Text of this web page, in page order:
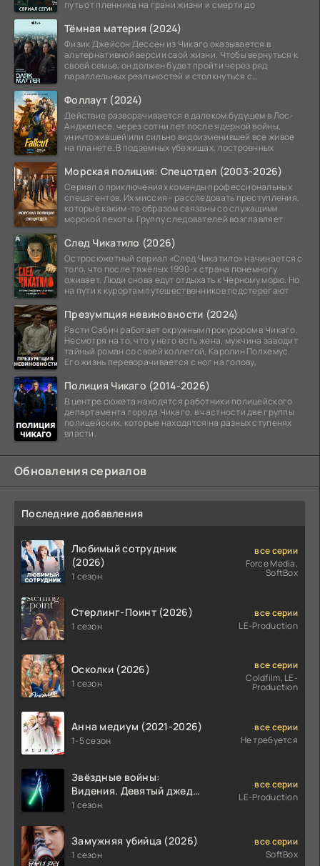
путь от пленника на грани жизни и смерти до
Тёмная материя (2024)
Физик Джейсон Дессен из Чикаго оказывается в
альтернативной версии свой жизни. Чтобы вернуться к
своей семье, он должен будет пройти через ряд
параллельных реальностей и столкнуться с
Фоллаут (2024)
Действие разворачивается в далеком будущем в Лос-
Анджелесе, через сотни лет после ядерной войны,
уничтожившей или сильно видоизменившей все живое
на планете. В подземных убежищах, построенных
Морская полиция: Спецотдел (2003-2026)
Сериал о приключениях команды профессиональных
спецагентов. Их миссия - расследовать преступления,
которые каким-то образом связаны со служащими
морской пехоты. Группу следователей возглавляет
След Чикатило (2026)
Остросюжетный сериал «След Чикатило» начинается с
того, что после тяжёлых 1990-х страна понемногу
оживает. Люди снова едут отдыхать к Чёрному морю. Но
на пути к курортам путешественников подстерегают
Презумпция невиновности (2024)
Расти Сабич работает окружным прокурором в Чикаго.
Несмотря на то, что у него есть жена, мужчина заводит
тайный роман со своей коллегой, Каролин Полхемус.
Его жизнь переворачивается с ног на голову,
Полиция Чикаго (2014-2026)
В центре сюжета находятся работники полицейского
департамента города Чикаго, в частности две группы
полицейских, которые находятся на разных ступенях
власти.
Обновления сериалов
Последние добавления
Любимый сотрудник
(2026)
1 сезон
все серии
Force Media,
SoftBox
Стерлинг-Поинт (2026)
1 сезон
все серии
LE-Production
Осколки (2026)
1 сезон
все серии
Coldfilm, LE-
Production
Анна медиум (2021-2026)
1-5 сезон
все серии
Не требуется
Звёздные войны:
Видения. Девятый джедай
(2026)
1 сезон
все серии
LE-Production
Замужняя убийца (2026)
1 сезон
все серии
SoftBox